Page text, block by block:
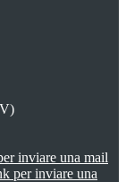
inviare una mail
per inviare una